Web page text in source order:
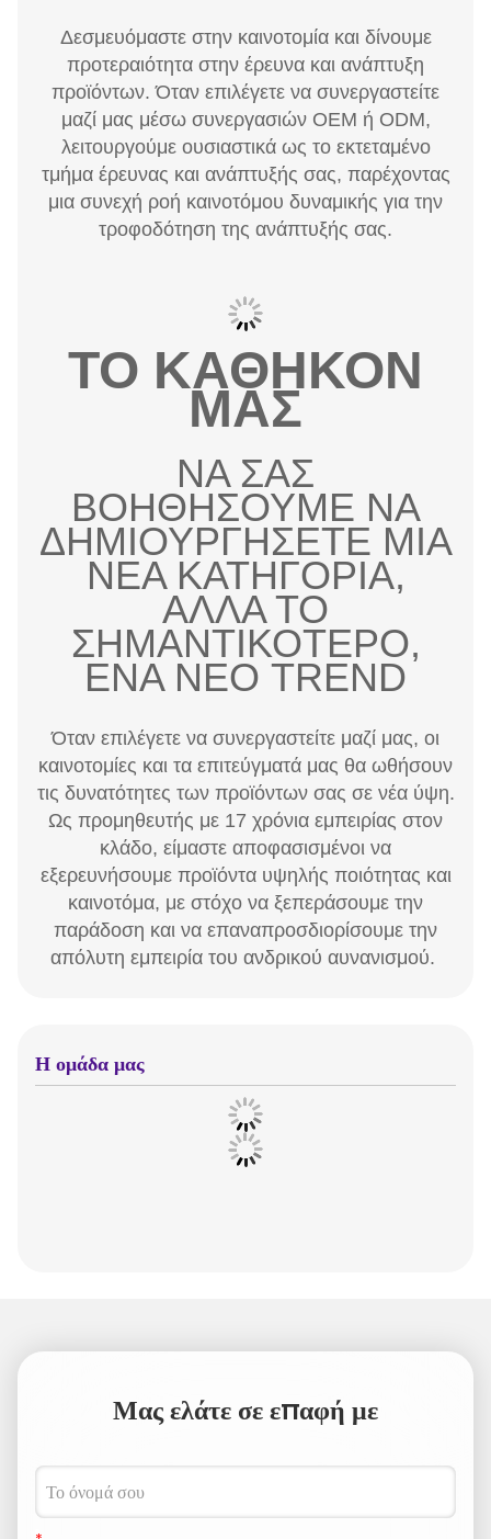
Δεσμευόμαστε στην καινοτομία και δίνουμε
προτεραιότητα στην έρευνα και ανάπτυξη
προϊόντων. Όταν επιλέγετε να συνεργαστείτε
μαζί μας μέσω συνεργασιών OEM ή ODM,
λειτουργούμε ουσιαστικά ως το εκτεταμένο
τμήμα έρευνας και ανάπτυξής σας, παρέχοντας
μια συνεχή ροή καινοτόμου δυναμικής για την
τροφοδότηση της ανάπτυξής σας.
ΤΟ ΚΑΘΗΚΟΝ
ΜΑΣ
ΝΑ ΣΑΣ
ΒΟΗΘΗΣΟΥΜΕ ΝΑ
ΔΗΜΙΟΥΡΓΗΣΕΤΕ ΜΙΑ
ΝΕΑ ΚΑΤΗΓΟΡΙΑ,
ΑΛΛΑ ΤΟ
ΣΗΜΑΝΤΙΚΟΤΕΡΟ,
ΕΝΑ ΝΕΟ TREND
Όταν επιλέγετε να συνεργαστείτε μαζί μας, οι
καινοτομίες και τα επιτεύγματά μας θα ωθήσουν
τις δυνατότητες των προϊόντων σας σε νέα ύψη.
Ως προμηθευτής με 17 χρόνια εμπειρίας στον
κλάδο, είμαστε αποφασισμένοι να
εξερευνήσουμε προϊόντα υψηλής ποιότητας και
καινοτόμα, με στόχο να ξεπεράσουμε την
παράδοση και να επαναπροσδιορίσουμε την
απόλυτη εμπειρία του ανδρικού αυνανισμού.
Η ομάδα μας
Μας ελάτε σε επαφή με